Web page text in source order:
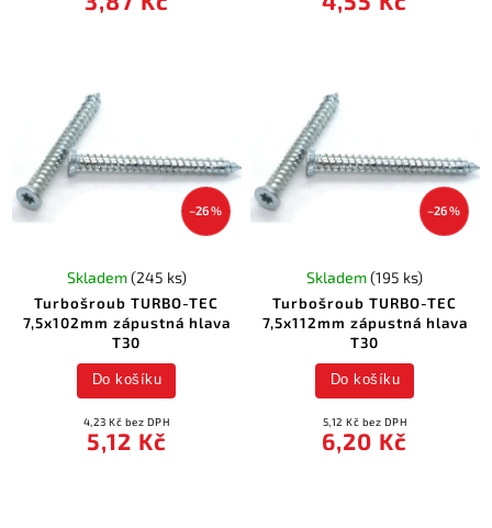
–26 %
Turbošroub TURBO-TEC
7,5x102mm zápustná hlava
T30
Skladem(245 ks)
4,23 Kč bez DPH
5,12 Kč
Do košíku
–26 %
Turbošroub TURBO-TEC
7,5x112mm zápustná hlava
T30
Skladem(195 ks)
5,12 Kč bez DPH
6,20 Kč
Do košíku